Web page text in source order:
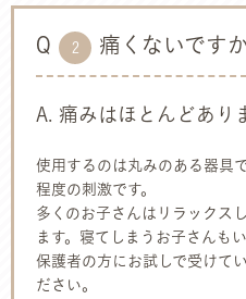
Q 2 痛くないです
A. 痛みはほとんどあり
使用するのは丸みのある器具
程度の刺激です。
多くのお子さんはリラックス
ます。寝てしまうお子さんも
保護者の方にお試しで受けて
ださい。